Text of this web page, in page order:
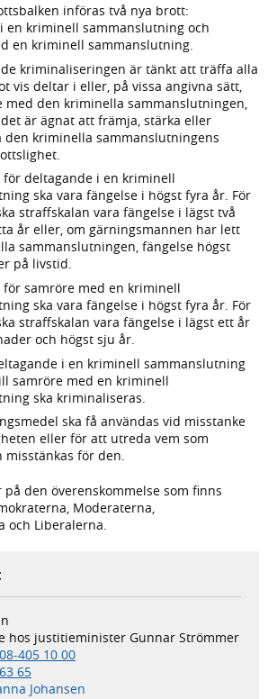
införas två nya brott:
en kriminell sammanslutning och
en kriminell sammanslutning.
kriminaliseringen är tänkt att träffa alla
vis deltar i eller, på vissa angivna sätt,
med den kriminella sammanslutningen,
är ägnat att främja, stärka eller
den kriminella sammanslutningens
för deltagande i en kriminell
ska vara fängelse i högst fyra år. För
straffskalan vara fängelse i lägst två
år eller, om gärningsmannen har lett
sammanslutningen, fängelse högst
på livstid.
för samröre med en kriminell
ska vara fängelse i högst fyra år. För
straffskalan vara fängelse i lägst ett år
och högst sju år.
i en kriminell sammanslutning
samröre med en kriminell
ska kriminaliseras.
ska få användas vid misstanke
eller för att utreda vem som
misstänkas för den.
den överenskommelse som finns
Moderaterna,
och Liberalerna.
hos justitieminister Gunnar Strömmer
08-405 10 00
65
Johansen